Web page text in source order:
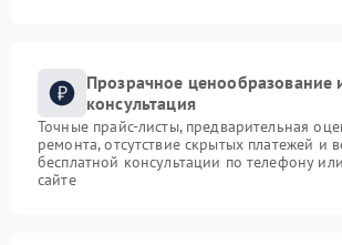
Прозрачное ценообразование
консультация
Точные прайс-листы, предварительная
ремонта, отсутствие скрытых платежей и
бесплатной консультации по телефону
сайте